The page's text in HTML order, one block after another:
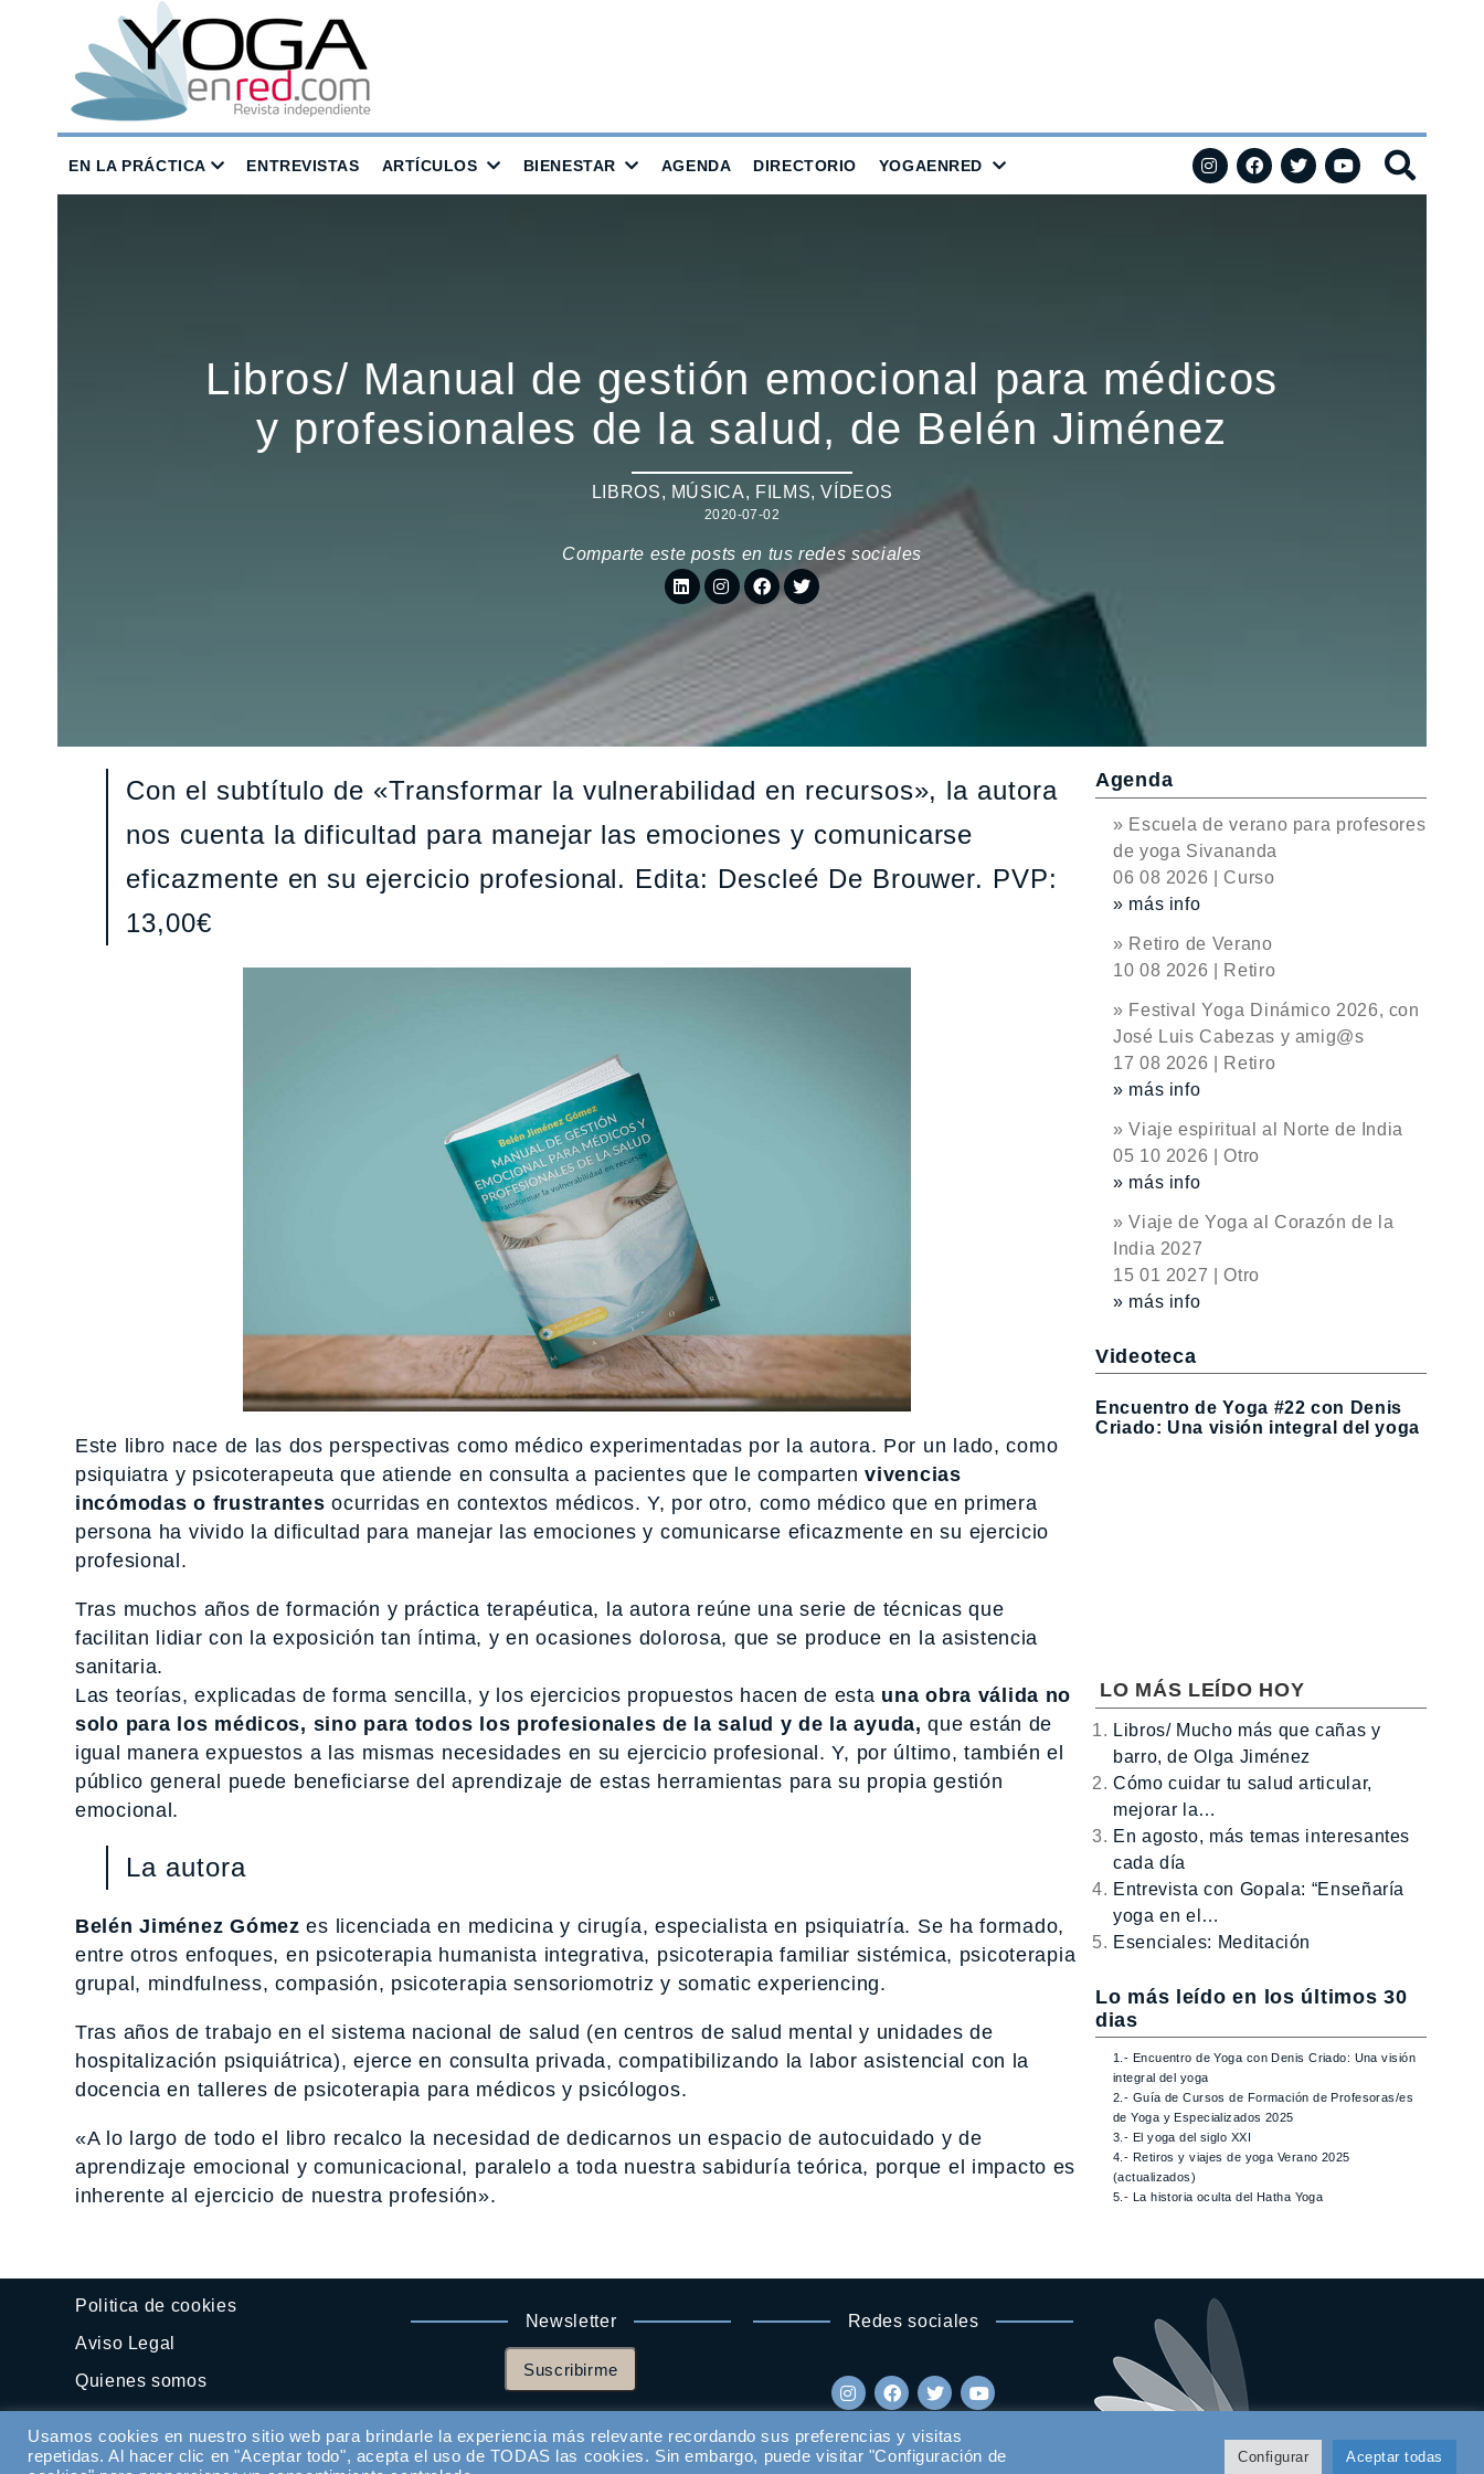
EN LA PRÁCTICA ENTREVISTAS ARTÍCULOS BIENESTAR AGENDA DIRECTORIO YOGAENRED
Libros/ Manual de gestión emocional para médicos
y profesionales de la salud, de Belén Jiménez
LIBROS, MÚSICA, FILMS, VÍDEOS
2020-07-02
Comparte este posts en tus redes sociales
Con el subtítulo de «Transformar la vulnerabilidad en recursos», la autora
nos cuenta la dificultad para manejar las emociones y comunicarse
eficazmente en su ejercicio profesional. Edita: Descleé De Brouwer. PVP:
13,00€
Este libro nace de las dos perspectivas como médico experimentadas por la autora. Por un lado, como
psiquiatra y psicoterapeuta que atiende en consulta a pacientes que le compartenvivencias
incómodas o frustrantes ocurridas en contextos médicos. Y, por otro, como médico que en primera
persona ha vivido la dificultad para manejar las emociones y comunicarse eficazmente en su ejercicio
profesional.
Tras muchos años de formación y práctica terapéutica, la autora reúne una serie de técnicas que
facilitan lidiar con la exposición tan íntima, y en ocasiones dolorosa, que se produce en la asistencia
sanitaria.
Las teorías, explicadas de forma sencilla, y los ejercicios propuestos hacen de esta una obra válida no
solo para los médicos, sino para todos los profesionales de la salud y de la ayuda, que están de
igual manera expuestos a las mismas necesidades en su ejercicio profesional. Y, por último, también el
público general puede beneficiarse del aprendizaje de estas herramientas para su propia gestión
emocional.
La autora
Belén Jiménez Gómez es licenciada en medicina y cirugía, especialista en psiquiatría. Se ha formado,
entre otros enfoques, en psicoterapia humanista integrativa, psicoterapia familiar sistémica, psicoterapia
grupal, mindfulness, compasión, psicoterapia sensoriomotriz y somatic experiencing.
Tras años de trabajo en el sistema nacional de salud (en centros de salud mental y unidades de
hospitalización psiquiátrica), ejerce en consulta privada, compatibilizando la labor asistencial con la
docencia en talleres de psicoterapia para médicos y psicólogos.
«A lo largo de todo el libro recalco la necesidad de dedicarnos un espacio de autocuidado y de
aprendizaje emocional y comunicacional, paralelo a toda nuestra sabiduría teórica, porque el impacto es
inherente al ejercicio de nuestra profesión».
Agenda
» Escuela de verano para profesores
de yoga Sivananda
06 08 2026 | Curso
» más info
» Retiro de Verano
10 08 2026 | Retiro
» Festival Yoga Dinámico 2026, con
José Luis Cabezas y amig@s
17 08 2026 | Retiro
» más info
» Viaje espiritual al Norte de India
05 10 2026 | Otro
» más info
» Viaje de Yoga al Corazón de la
India 2027
15 01 2027 | Otro
» más info
Videoteca
Encuentro de Yoga #22 con Denis
Criado: Una visión integral del yoga
LO MÁS LEÍDO HOY
Libros/ Mucho más que cañas y
barro, de Olga Jiménez
Cómo cuidar tu salud articular,
mejorar la…
En agosto, más temas interesantes
cada día
Entrevista con Gopala: “Enseñaría
yoga en el…
Esenciales: Meditación
Lo más leído en los últimos 30
dias
1.- Encuentro de Yoga con Denis Criado: Una visión
integral del yoga
2.- Guía de Cursos de Formación de Profesoras/es
de Yoga y Especializados 2025
3.- El yoga del siglo XXI
4.- Retiros y viajes de yoga Verano 2025
(actualizados)
5.- La historia oculta del Hatha Yoga
Politica de cookies
Aviso Legal
Quienes somos
Newsletter
Suscribirme
Redes sociales
Usamos cookies en nuestro sitio web para brindarle la experiencia más relevante recordando sus preferencias y visitas
repetidas. Al hacer clic en "Aceptar todo", acepta el uso de TODAS las cookies. Sin embargo, puede visitar "Configuración de
Configurar Aceptar todas